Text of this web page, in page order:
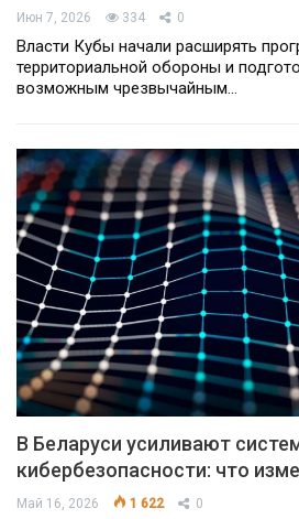
Июн 7, 2026 334 0
Власти Кубы начали расширять
территориальной обороны и
возможным чрезвычайным…
В Беларуси усиливают
кибербезопасности: что
Май 16, 2026 1 622 0